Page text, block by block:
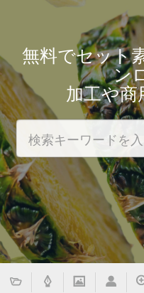
無料でセット
ン
加工や商